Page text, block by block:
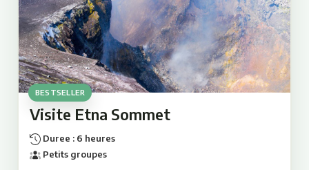
BESTSELLER
Visite Etna Sommet
Duree : 6 heures
Petits groupes